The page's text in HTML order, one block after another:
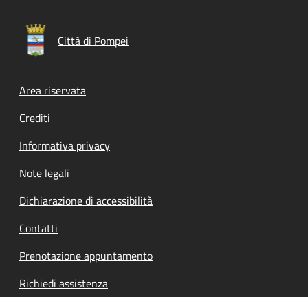
Città di Pompei
Footer menu
Area riservata
Crediti
Informativa privacy
Note legali
Dichiarazione di accessibilità
Contatti
Prenotazione appuntamento
Richiedi assistenza